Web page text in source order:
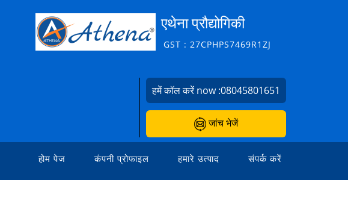
एथेना प्रौद्योगिकी
GST : 27CPHPS7469R1ZJ
हमें कॉल करें now :08045801651
जांच भेजें
होम पेज कंपनी प्रोफाइल हमारे उत्पाद संपर्क करें